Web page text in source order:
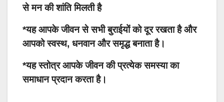
से मन की शांति मिलती है
*यह आपके जीवन से सभी बुराईयों को दूर रखता है और
आपको स्वस्थ, धनवान और समृद्ध बनाता है।
*यह स्तोत्र आपके जीवन की प्रत्येक समस्या का
समाधान प्रदान करता है।